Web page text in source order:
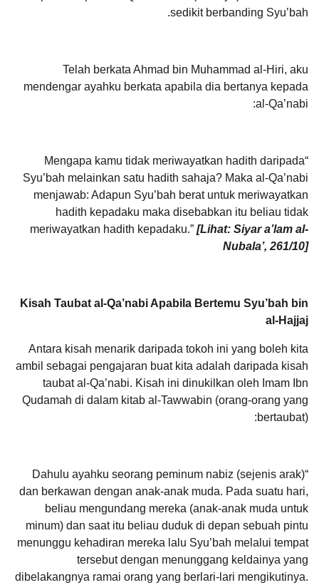
sedikit berbanding Syu’bah.
Telah berkata Ahmad bin Muhammad al-Hiri, aku
mendengar ayahku berkata apabila dia bertanya kepada
al-Qa’nabi:
“Mengapa kamu tidak meriwayatkan hadith daripada
Syu’bah melainkan satu hadith sahaja? Maka al-Qa’nabi
menjawab: Adapun Syu’bah berat untuk meriwayatkan
hadith kepadaku maka disebabkan itu beliau tidak
meriwayatkan hadith kepadaku.” [Lihat: Siyar a’lam al-
Nubala’, 261/10]
Kisah Taubat al-Qa’nabi Apabila Bertemu Syu’bah bin
al-Hajjaj
Antara kisah menarik daripada tokoh ini yang boleh kita
ambil sebagai pengajaran buat kita adalah daripada kisah
taubat al-Qa’nabi. Kisah ini dinukilkan oleh Imam Ibn
Qudamah di dalam kitab al-Tawwabin (orang-orang yang
bertaubat):
“Dahulu ayahku seorang peminum nabiz (sejenis arak)
dan berkawan dengan anak-anak muda. Pada suatu hari,
beliau mengundang mereka (anak-anak muda untuk
minum) dan saat itu beliau duduk di depan sebuah pintu
menunggu kehadiran mereka lalu Syu’bah melalui tempat
tersebut dengan menunggang keldainya yang
dibelakangnya ramai orang yang berlari-lari mengikutinya.